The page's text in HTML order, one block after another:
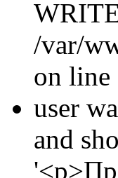
/var/
on line
user
and